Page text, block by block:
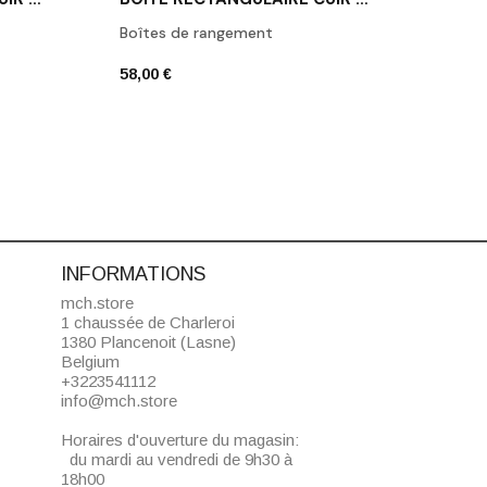
Boîtes de rangement
58,00 €
INFORMATIONS
mch.store
1 chaussée de Charleroi
1380 Plancenoit (Lasne)
Belgium
+3223541112
info@mch.store
Horaires d'ouverture du magasin:
du mardi au vendredi de 9h30 à
18h00